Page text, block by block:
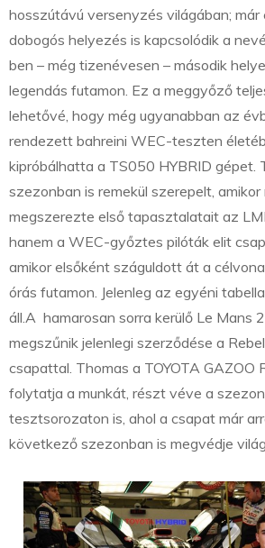
hosszútávú versenyzés világában; már
dobogós helyezés is kapcsolódik a
ben – még tizenévesen – második
legendás futamon. Ez a meggyőző
lehetővé, hogy még ugyanabban az
rendezett bahreini WEC-teszten
kipróbálhatta a TS050 HYBRID gépet.
szezonban is remekül szerepelt, amikor
megszerezte első tapasztalatait az
hanem a WEC-győztes pilóták elit
amikor elsőként száguldott át a
órás futamon. Jelenleg az egyéni
áll.A hamarosan sorra kerülő Le Mans
megszűnik jelenlegi szerződése a
csapattal. Thomas a TOYOTA GAZOO
folytatja a munkát, részt véve a
tesztsorozaton is, ahol a csapat már
következő szezonban is megvédje